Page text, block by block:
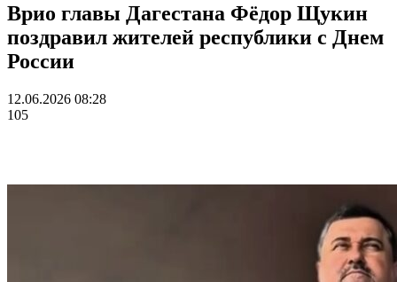
Врио главы Дагестана Фёдор Щукин
поздравил жителей республики с Днем
России
12.06.2026 08:28
105